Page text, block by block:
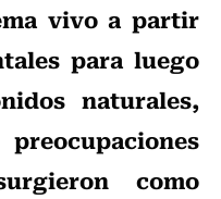
vivo a partir
para luego
naturales,
como